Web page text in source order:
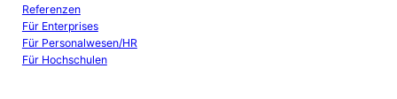
Referenzen
Für Enterprises
Für Personalwesen/HR
Für Hochschulen